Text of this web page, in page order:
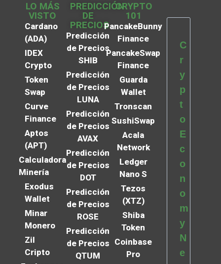
LO MÁS
VISTO
Cardano
(ADA)
IDEX
Crypto
Token
Swap
Curve
Finance
Aptos
(APT)
Calculadora
Minería
Exodus
Wallet
Minar
Monero
Zil
Cripto
PREDICCIÓN
DE
PRECIOS
Predicción
de Precios
SHIB
Predicción
de Precios
LUNA
Predicción
de Precios
AVAX
Predicción
de Precios
DOT
Predicción
de Precios
ROSE
Predicción
de Precios
QTUM
CRYPTO
101
PancakeBunny
Finance
PancakeSwap
Finance
Guarda
Wallet
Tronscan
SushiSwap
Acala
Network
Ledger
Nano S
Tezos
(XTZ)
Shiba
Token
Coinbase
Pro
C
r
y
p
t
o
E
c
o
n
o
m
y
N
e